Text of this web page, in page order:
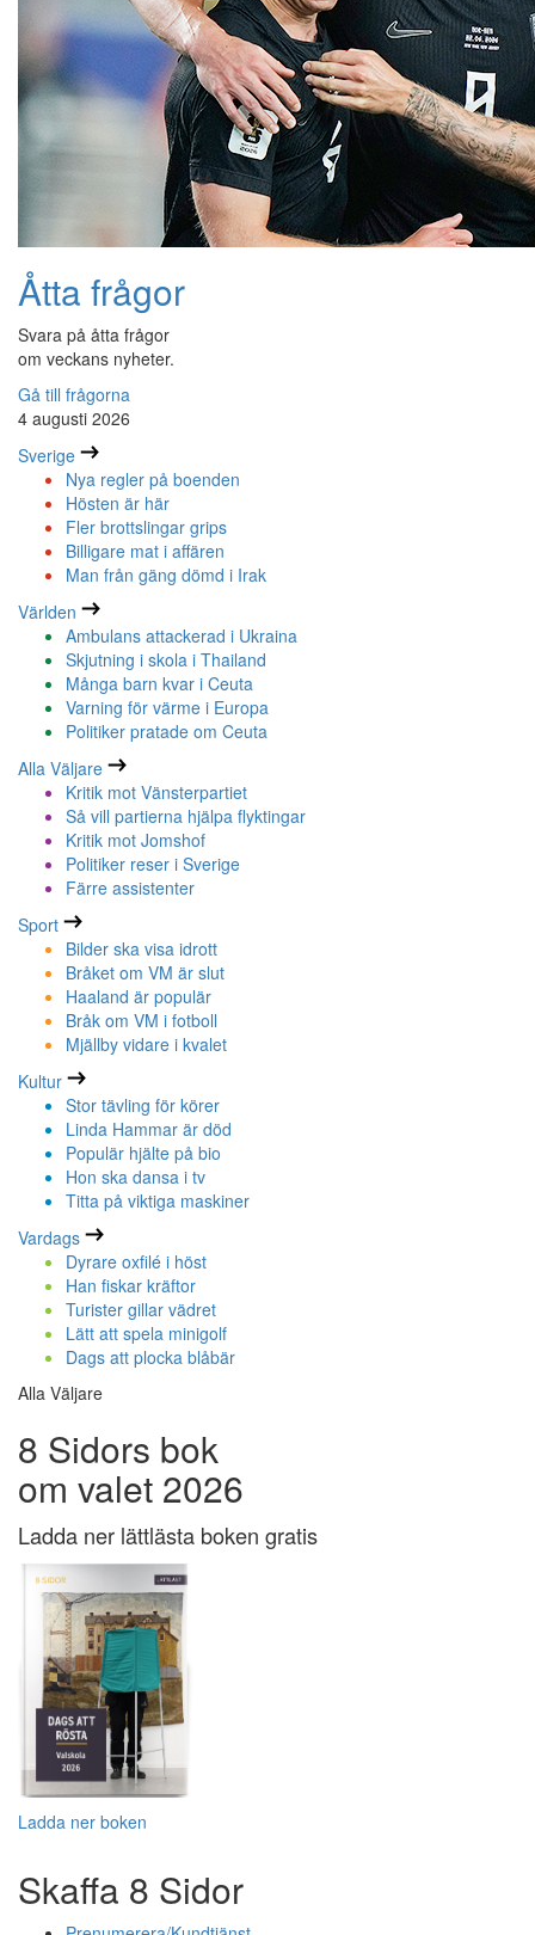
Åtta frågor
Svara på åtta frågor
om veckans nyheter.
Gå till frågorna
4 augusti 2026
Sverige
Nya regler på boenden
Hösten är här
Fler brottslingar grips
Billigare mat i affären
Man från gäng dömd i Irak
Världen
Ambulans attackerad i Ukraina
Skjutning i skola i Thailand
Många barn kvar i Ceuta
Varning för värme i Europa
Politiker pratade om Ceuta
Alla Väljare
Kritik mot Vänsterpartiet
Så vill partierna hjälpa flyktingar
Kritik mot Jomshof
Politiker reser i Sverige
Färre assistenter
Sport
Bilder ska visa idrott
Bråket om VM är slut
Haaland är populär
Bråk om VM i fotboll
Mjällby vidare i kvalet
Kultur
Stor tävling för körer
Linda Hammar är död
Populär hjälte på bio
Hon ska dansa i tv
Titta på viktiga maskiner
Vardags
Dyrare oxfilé i höst
Han fiskar kräftor
Turister gillar vädret
Lätt att spela minigolf
Dags att plocka blåbär
Alla Väljare
8 Sidors bok
om valet 2026
Ladda ner lättlästa boken gratis
Ladda ner boken
Skaffa 8 Sidor